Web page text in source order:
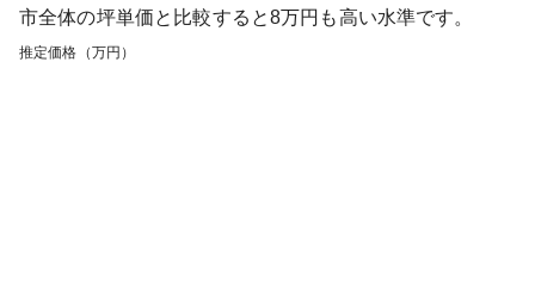
市全体の坪単価と比較すると8万円も高い水準です。
推定価格（万円）